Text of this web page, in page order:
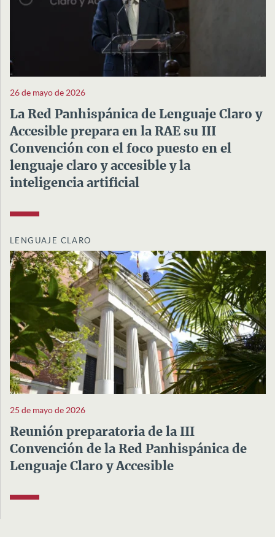
26 de mayo de 2026
La Red Panhispánica de Lenguaje Claro y
Accesible prepara en la RAE su III
Convención con el foco puesto en el
lenguaje claro y accesible y la
inteligencia artificial
LENGUAJE CLARO
25 de mayo de 2026
Reunión preparatoria de la III
Convención de la Red Panhispánica de
Lenguaje Claro y Accesible